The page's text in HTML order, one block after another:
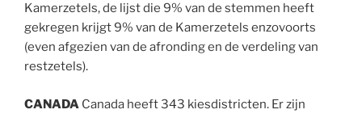
Kamerzetels, de lijst die 9% van de stemmen heeft
gekregen krijgt 9% van de Kamerzetels enzovoorts
(even afgezien van de afronding en de verdeling van
restzetels).
CANADA Canada heeft 343 kiesdistricten. Er zijn